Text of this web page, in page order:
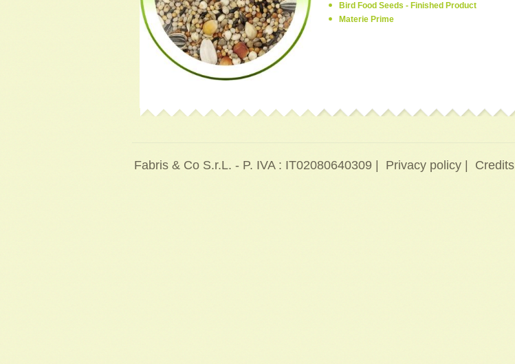
Bird Food Seeds - Finished Product
Materie Prime
Fabris & Co S.r.L. - P. IVA : IT02080640309 | Privacy policy Credits